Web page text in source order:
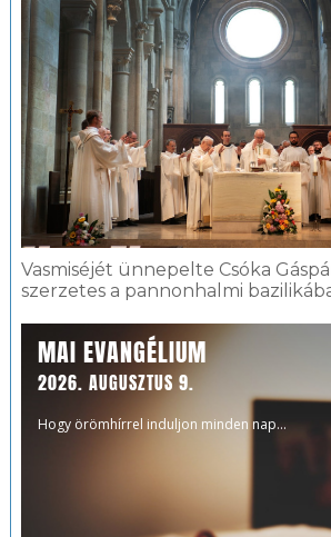
Vasmiséjét ünnepelte Csóka
szerzetes a pannonhalmi
MAI EVANGÉLIUM
2026. AUGUSZTUS 9.
Hogy örömhírrel induljon minden nap...